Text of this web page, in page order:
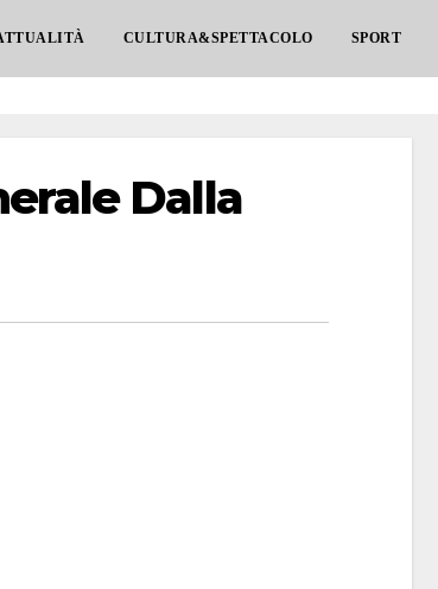
CULTURA&SPETTACOLO SPORT
Dalla